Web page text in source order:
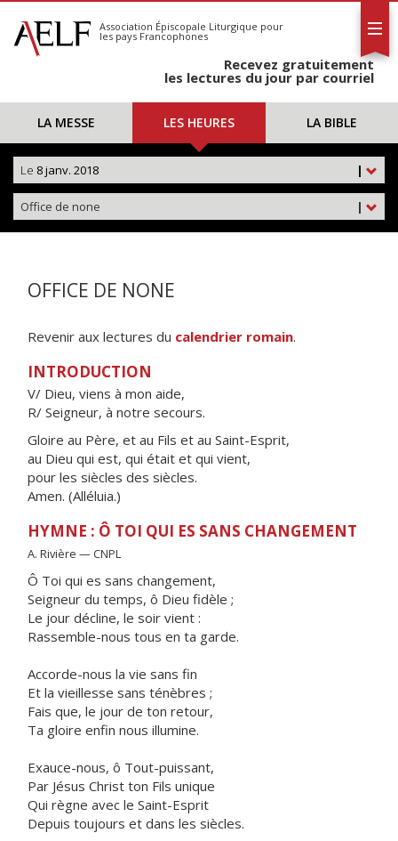
S'abonner
Calendrier
Association Épiscopale Liturgique pour
les pays Francophones
Recevez gratuitement
les lectures du jour par courriel
LA MESSE LES HEURES LA BIBLE
|
Le 8 janv. 2018
|
Office de none
OFFICE DE NONE
Revenir aux lectures du calendrier romain.
INTRODUCTION
V/ Dieu, viens à mon aide,
R/ Seigneur, à notre secours.
Gloire au Père, et au Fils et au Saint-Esprit,
au Dieu qui est, qui était et qui vient,
pour les siècles des siècles.
Amen. (Alléluia.)
HYMNE : Ô TOI QUI ES SANS CHANGEMENT
A. Rivière — CNPL
Ô Toi qui es sans changement,
Seigneur du temps, ô Dieu fidèle ;
Le jour décline, le soir vient :
Rassemble-nous tous en ta garde.
Accorde-nous la vie sans fin
Et la vieillesse sans ténèbres ;
Fais que, le jour de ton retour,
Ta gloire enfin nous illumine.
Exauce-nous, ô Tout-puissant,
Par Jésus Christ ton Fils unique
Qui règne avec le Saint-Esprit
Depuis toujours et dans les siècles.